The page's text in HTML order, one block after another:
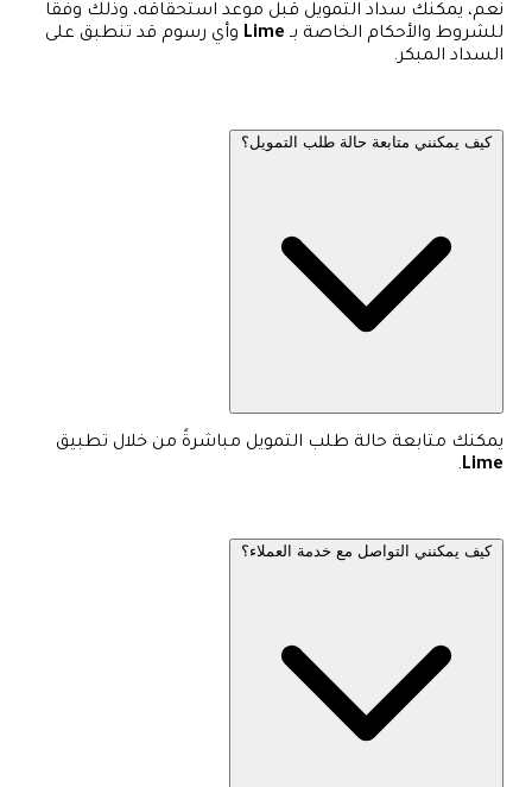
نعم، يمكنك سداد التمويل قبل موعد استحقاقه، وذلك وفقًا
للشروط والأحكام الخاصة بـ Lime وأي رسوم قد تنطبق على
السداد المبكر.
كيف يمكنني متابعة حالة طلب التمويل؟
يمكنك متابعة حالة طلب التمويل مباشرةً من خلال تطبيق
Lime
.
كيف يمكنني التواصل مع خدمة العملاء؟